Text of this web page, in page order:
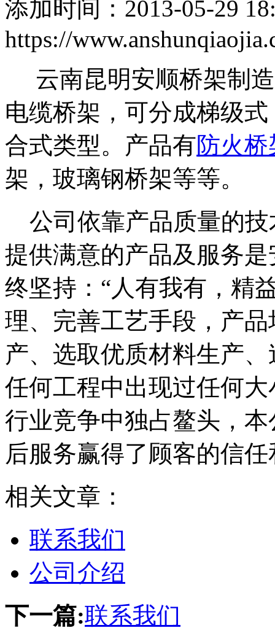
添加时间：2013-05-29
https://
云南昆明安顺桥架制
电缆桥架，可分成梯级
合式类型。产品有防火桥
架，玻璃钢桥架等等。
公司依靠产品质量的技
提供满意的产品及服务
终坚持：“人有我有，精
理、完善工艺手段，产
产、选取优质材料生产
任何工程中出现过任何
行业竞争中独占鳌头，
后服务赢得了顾客的信
相关文章：
联系我们
公司介绍
下一篇:联系我们